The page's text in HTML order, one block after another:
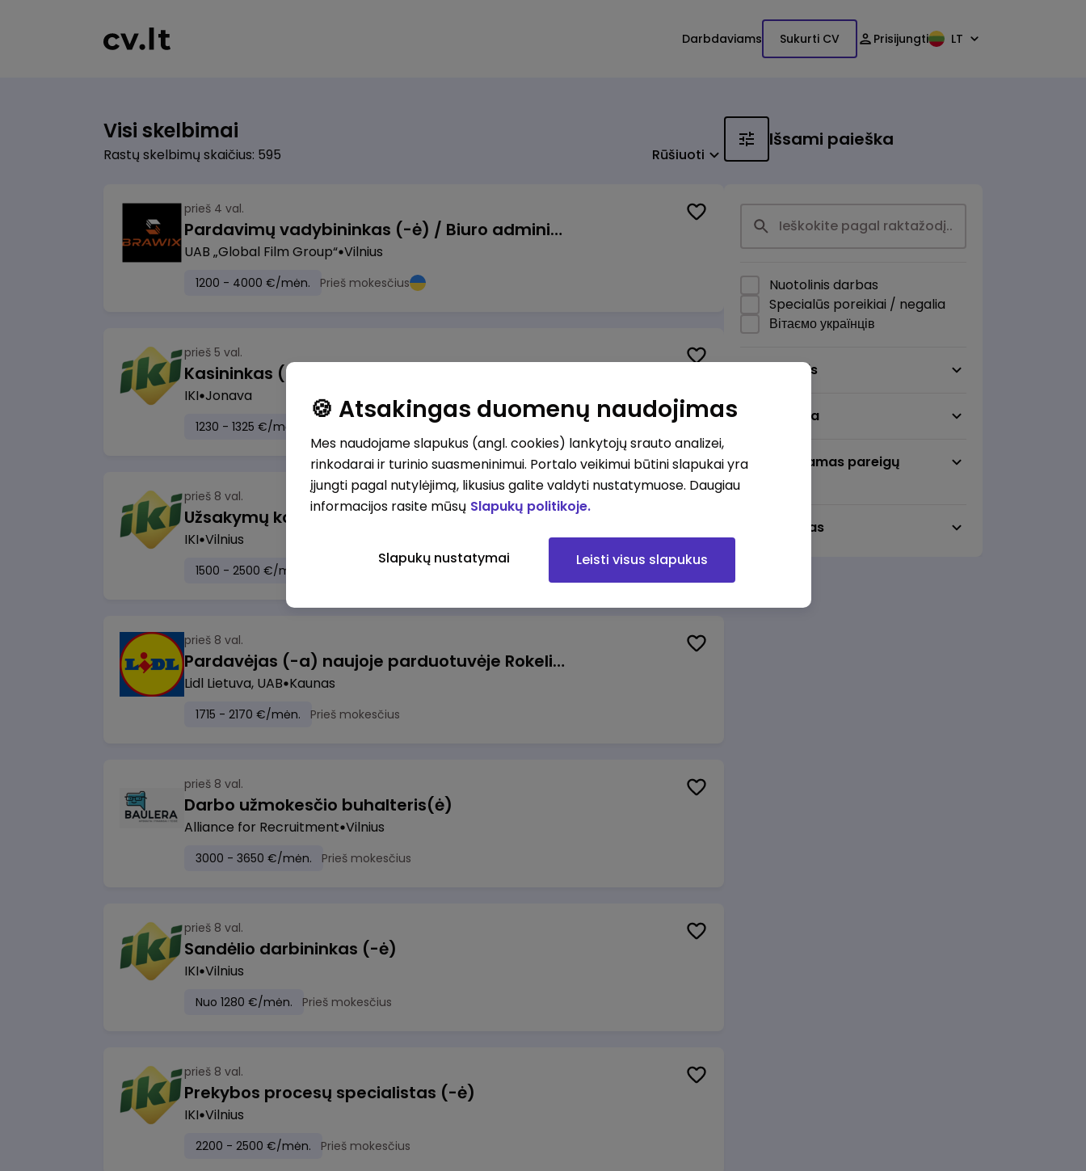
Darbdaviams Sukurti CV Prisijungti LT
Visi skelbimai
Rastų skelbimų skaičius: 595 Rūšiuoti
prieš 4 val.
Pardavimų vadybininkas (-ė) / Biuro administratorius (-ė) (B2B)
UAB „Global Film Group“ Vilnius
1200 - 4000 €/mėn. Prieš mokesčius
prieš 5 val.
IKI Jonava
1230 - 1325 €/mėn.
prieš 8 val.
Užsakymų komplektuotojas (-a) Vilniuje (Gariūnai)
IKI Vilnius
1500 - 2500 €/mėn. Prieš mokesčius
prieš 8 val.
Pardavėjas (-a) naujoje parduotuvėje Rokeliuose (NEMOKAMAS TRANSPORTAS)
Lidl Lietuva, UAB Kaunas
1715 - 2170 €/mėn. Prieš mokesčius
prieš 8 val.
Darbo užmokesčio buhalteris(ė)
Alliance for Recruitment Vilnius
3000 - 3650 €/mėn. Prieš mokesčius
prieš 8 val.
Sandėlio darbininkas (-ė)
IKI Vilnius
Nuo 1280 €/mėn. Prieš mokesčius
prieš 8 val.
Prekybos procesų specialistas (-ė)
IKI Vilnius
2200 - 2500 €/mėn. Prieš mokesčius
Išsami paieška
Nuotolinis darbas
Specialūs poreikiai / negalia
Вітаємо українців
Darbo sritis
Darbo vieta
Pageidaujamas pareigų
Darbo laikas
🍪 Atsakingas duomenų naudojimas
Mes naudojame slapukus (angl. cookies) lankytojų srauto analizei,
rinkodarai ir turinio suasmeninimui. Portalo veikimui būtini slapukai yra
įjungti pagal nutylėjimą, likusius galite valdyti nustatymuose. Daugiau
informacijos rasite mūsų Slapukų politikoje.
Slapukų nustatymai Leisti visus slapukus